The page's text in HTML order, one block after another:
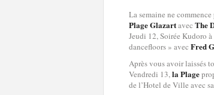
La semaine ne
Plage Glazartavec The
Jeudi 12, Soirée Kudoro
dancefloors » avec Fred
Après vous avoir laissés
Vendredi 13,la Plage
de l’Hotel de Ville avec